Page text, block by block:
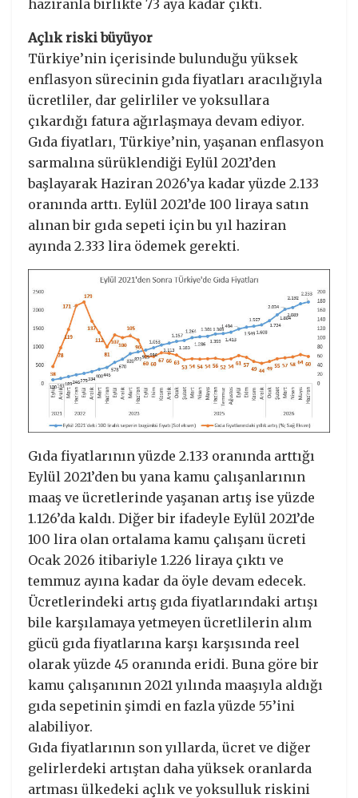
haziranla birlikte 73 aya kadar çıktı.
Açlık riski büyüyor
Türkiye’nin içerisinde bulunduğu yüksek
enflasyon sürecinin gıda fiyatları aracılığıyla
ücretliler, dar gelirliler ve yoksullara
çıkardığı fatura ağırlaşmaya devam ediyor.
Gıda fiyatları, Türkiye’nin, yaşanan enflasyon
sarmalına sürüklendiği Eylül 2021’den
başlayarak Haziran 2026’ya kadar yüzde 2.133
oranında arttı. Eylül 2021’de 100 liraya satın
alınan bir gıda sepeti için bu yıl haziran
ayında 2.333 lira ödemek gerekti.
Gıda fiyatlarının yüzde 2.133 oranında arttığı
Eylül 2021’den bu yana kamu çalışanlarının
maaş ve ücretlerinde yaşanan artış ise yüzde
1.126’da kaldı. Diğer bir ifadeyle Eylül 2021’de
100 lira olan ortalama kamu çalışanı ücreti
Ocak 2026 itibariyle 1.226 liraya çıktı ve
temmuz ayına kadar da öyle devam edecek.
Ücretlerindeki artış gıda fiyatlarındaki artışı
bile karşılamaya yetmeyen ücretlilerin alım
gücü gıda fiyatlarına karşı karşısında reel
olarak yüzde 45 oranında eridi. Buna göre bir
kamu çalışanının 2021 yılında maaşıyla aldığı
gıda sepetinin şimdi en fazla yüzde 55’ini
alabiliyor.
Gıda fiyatlarının son yıllarda, ücret ve diğer
gelirlerdeki artıştan daha yüksek oranlarda
artması ülkedeki açlık ve yoksulluk riskini